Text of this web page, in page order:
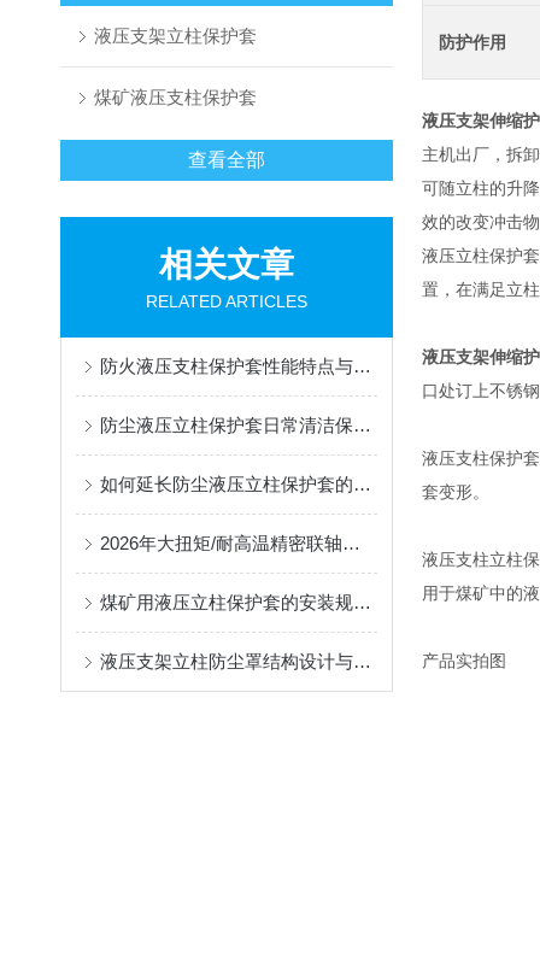
液压支架立柱保护套
煤矿液压支柱保护套
查看全部
相关文章
RELATED ARTICLES
防火液压支柱保护套性能特点与阻燃防护应用
防尘液压立柱保护套日常清洁保养与更换规范
如何延长防尘液压立柱保护套的使用寿命？
2026年大扭矩/耐高温精密联轴器定制找哪家？能实现精准定制的优质厂家盘点
煤矿用液压立柱保护套的安装规范与使用寿命提升方案
液压支架立柱防尘罩结构设计与密封防护原理
防护作用
液压支架伸缩
主机出厂，拆
可随立柱的升
效的改变冲击
液压立柱保护
置，在满足立
液压支架伸缩
口处订上不锈
液压支柱保护
套变形。
液压支柱立柱
用于煤矿中的
产品实拍图